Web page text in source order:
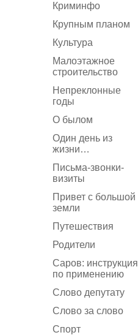
Криминфо
Крупным планом
Культура
Малоэтажное
строительство
Непреклонные
годы
О былом
Один день из
жизни…
Письма-звонки-
визиты
Привет с большой
земли
Путешествия
Родители
Саров: инструкция
по применению
Слово депутату
Слово за слово
Спорт